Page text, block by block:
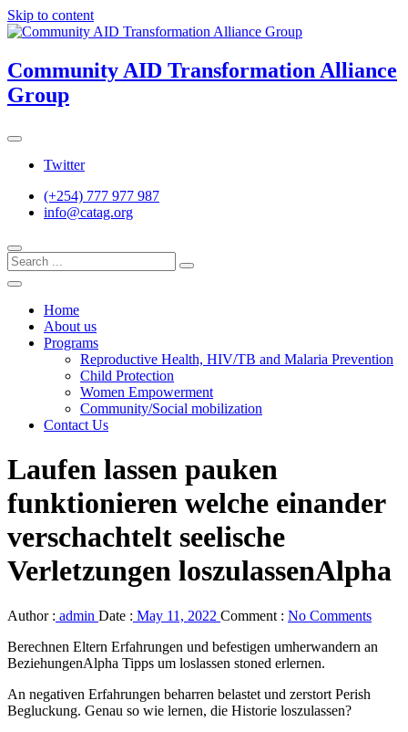
Skip to content
Community AID Transformation Alliance
Group
Twitter
(+254) 777 977 987
info@catag.org
Home
About us
Programs
Reproductive Health, HIV/TB and Malaria Prevention
Child Protection
Women Empowerment
Community/Social mobilization
Contact Us
Laufen lassen pauken
funktionieren welche einander
verschachtelt seelische
Verletzungen loszulassenAlpha
Author : admin Date : May 11, 2022 Comment : No Comments
Berechnen Eltern Erfahrungen und befestigen umherwandern an
BeziehungenAlpha Tipps um loslassen stoned erlernen.
An negativen Erfahrungen beharren belastet und zerstort Perish
Begluckung. Genau so wie lernen, die Historie loszulassen?